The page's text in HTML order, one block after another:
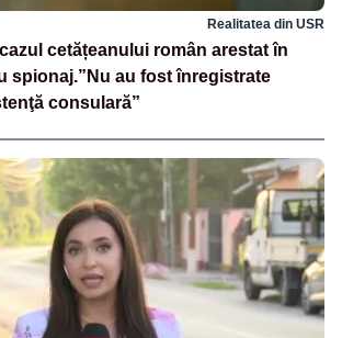
Realitatea din USR
cetățeanului român arestat în
spionaj.”Nu au fost înregistrate
consulară”